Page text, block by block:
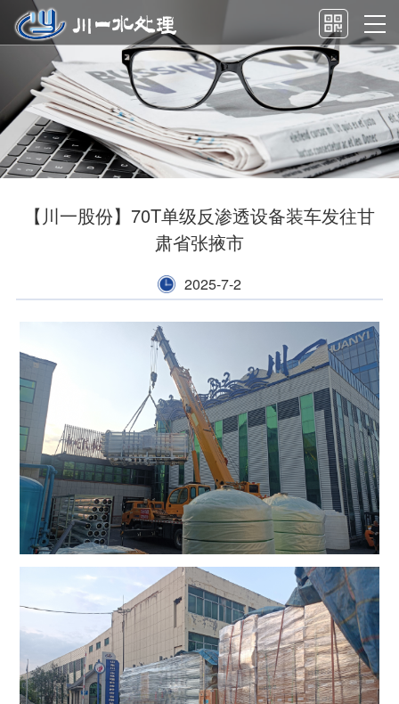
【川一股份】70T单级反渗透设备装车发往甘
肃省张掖市
2025-7-2